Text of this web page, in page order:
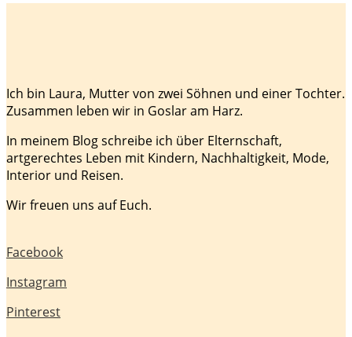
Ich bin Laura, Mutter von zwei Söhnen und einer Tochter.
Zusammen leben wir in Goslar am Harz.
In meinem Blog schreibe ich über Elternschaft,
artgerechtes Leben mit Kindern, Nachhaltigkeit, Mode,
Interior und Reisen.
Wir freuen uns auf Euch.
Facebook
Instagram
Pinterest